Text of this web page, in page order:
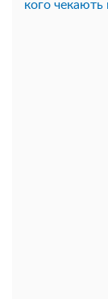
кого чекають